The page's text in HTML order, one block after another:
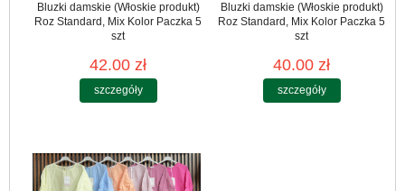
Bluzki damskie (Włoskie produkt)
Roz Standard, Mix Kolor Paczka 5
szt
42.00 zł
szczegóły
Bluzki damskie (Włoskie produkt)
Roz Standard, Mix Kolor Paczka 5
szt
40.00 zł
szczegóły